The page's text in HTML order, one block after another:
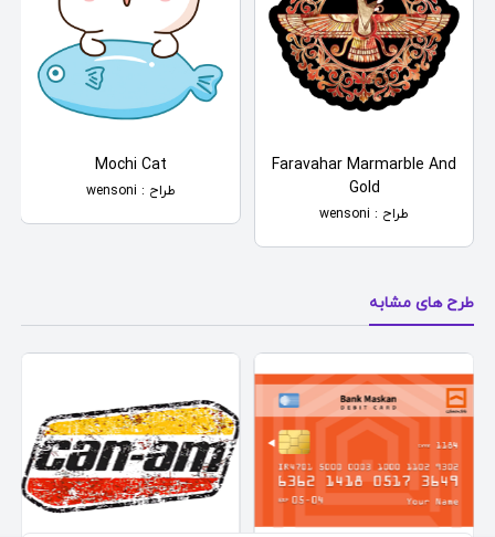
Faravahar Marmarble And
Gold
طراح : wensoni
Mochi Cat
طراح : wensoni
طرح های مشابه